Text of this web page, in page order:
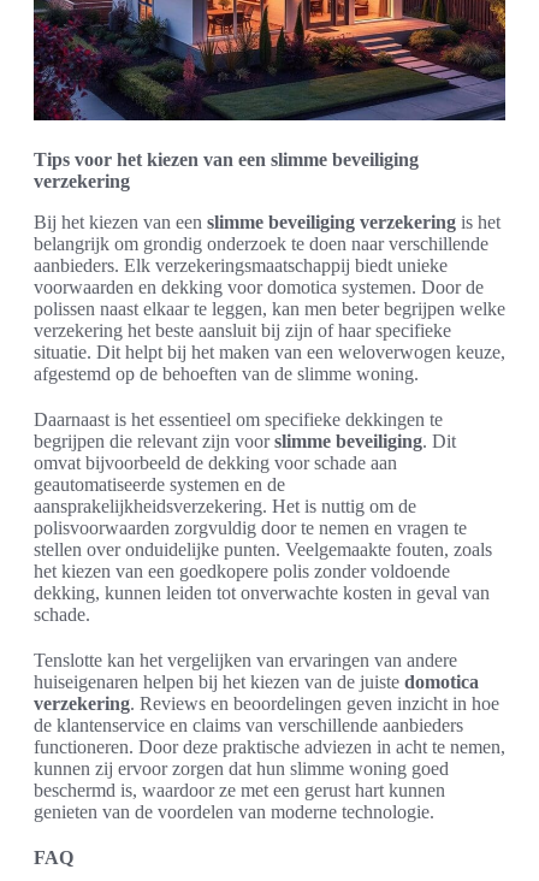
Tips voor het kiezen van een slimme beveiliging
verzekering
Bij het kiezen van een slimme beveiliging verzekering is het
belangrijk om grondig onderzoek te doen naar verschillende
aanbieders. Elk verzekeringsmaatschappij biedt unieke
voorwaarden en dekking voor domotica systemen. Door de
polissen naast elkaar te leggen, kan men beter begrijpen welke
verzekering het beste aansluit bij zijn of haar specifieke
situatie. Dit helpt bij het maken van een weloverwogen keuze,
afgestemd op de behoeften van de slimme woning.
Daarnaast is het essentieel om specifieke dekkingen te
begrijpen die relevant zijn voorslimme beveiliging. Dit
omvat bijvoorbeeld de dekking voor schade aan
geautomatiseerde systemen en de
aansprakelijkheidsverzekering. Het is nuttig om de
polisvoorwaarden zorgvuldig door te nemen en vragen te
stellen over onduidelijke punten. Veelgemaakte fouten, zoals
het kiezen van een goedkopere polis zonder voldoende
dekking, kunnen leiden tot onverwachte kosten in geval van
schade.
Tenslotte kan het vergelijken van ervaringen van andere
huiseigenaren helpen bij het kiezen van de juiste domotica
verzekering. Reviews en beoordelingen geven inzicht in hoe
de klantenservice en claims van verschillende aanbieders
functioneren. Door deze praktische adviezen in acht te nemen,
kunnen zij ervoor zorgen dat hun slimme woning goed
beschermd is, waardoor ze met een gerust hart kunnen
genieten van de voordelen van moderne technologie.
FAQ